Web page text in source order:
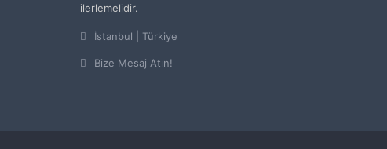
ilerlemelidir.
İstanbul | Türkiye
Bize Mesaj Atın!